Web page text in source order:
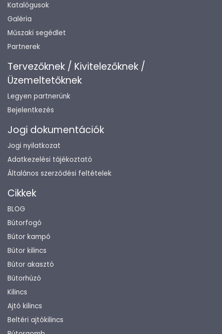
Katalógusok
Galéria
Műszaki segédlet
Partnerek
Tervezőknek / Kivitelezőknek /
Üzemeltetőknek
Legyen partnerünk
Bejelentkezés
Jogi dokumentációk
Jogi nyilatkozat
Adatkezelési tájékoztató
Általános szerződési feltételek
Cikkek
BLOG
Bútorfogó
Bútor kampó
Bútor kilincs
Bútor akasztó
Bútorhúzó
Kilincs
Ajtó kilincs
Beltéri ajtókilincs